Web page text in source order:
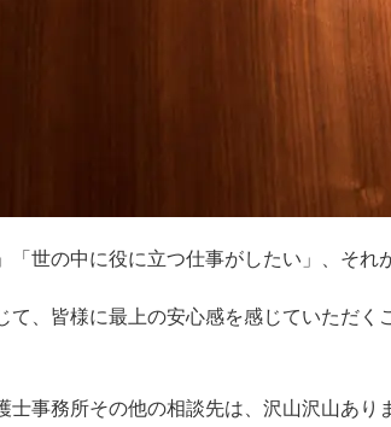
「世の中に役に立つ仕事がしたい」、それ
て、皆様に最上の安心感を感じていただ
事務所その他の相談先は、沢山沢山ありま